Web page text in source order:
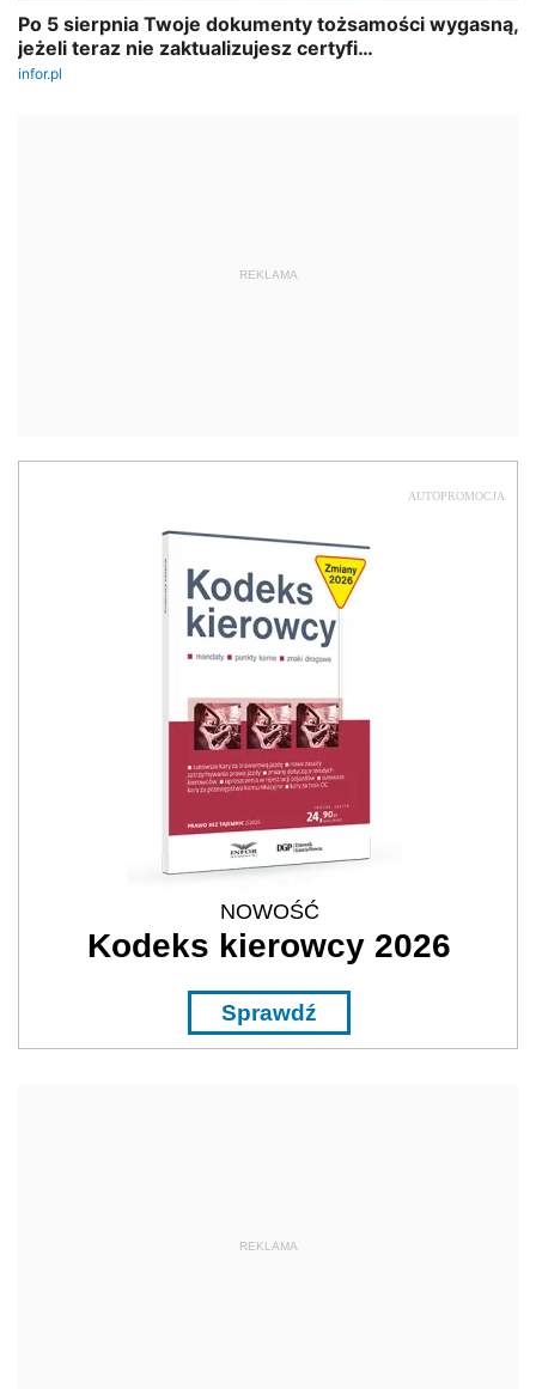
REKLAMA
AUTOPROMOCJA
NOWOŚĆ
Kodeks kierowcy 2026
Sprawdź
REKLAMA